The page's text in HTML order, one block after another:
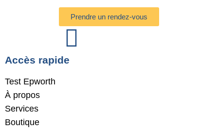
Prendre un rendez-vous
Accès rapide
Test Epworth
À propos
Services
Boutique